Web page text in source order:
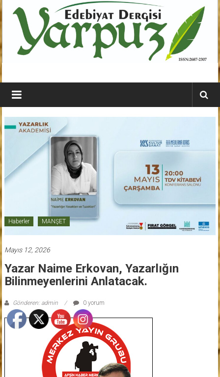
geç
YARPUZ
Edebiyat
Dergisi
Kahramanmaraş'ın
Edebiyat
Dergisi
Haberler MANŞET
Mayıs 12, 2026
Yazar Naime Erkovan, Yazarlığın
Bilinmeyenlerini Anlatacak.
Gönderen: admin 0 yorum